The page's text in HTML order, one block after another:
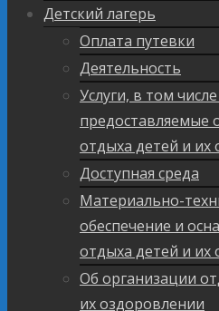
Детский лагерь
Оплата путевки
Деятельность
Услуги, в том
предоставляемые
отдыха детей и их
Доступная среда
Материально-
обеспечение и
отдыха детей и их
Об организации
их оздоровлении